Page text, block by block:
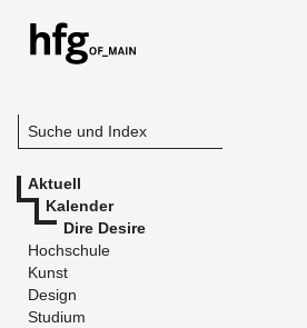
Suche und Index
Aktuell
Kalender
Dire Desire
Hochschule
Kunst
Design
Studium